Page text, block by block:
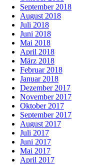
September 2018
August 2018
Juli 2018
Juni 2018
Mai 2018
April 2018
März 2018
Februar 2018
Januar 2018
Dezember 2017
November 2017
Oktober 2017
September 2017
August 2017
Juli 2017
Juni 2017
Mai 2017
April 2017